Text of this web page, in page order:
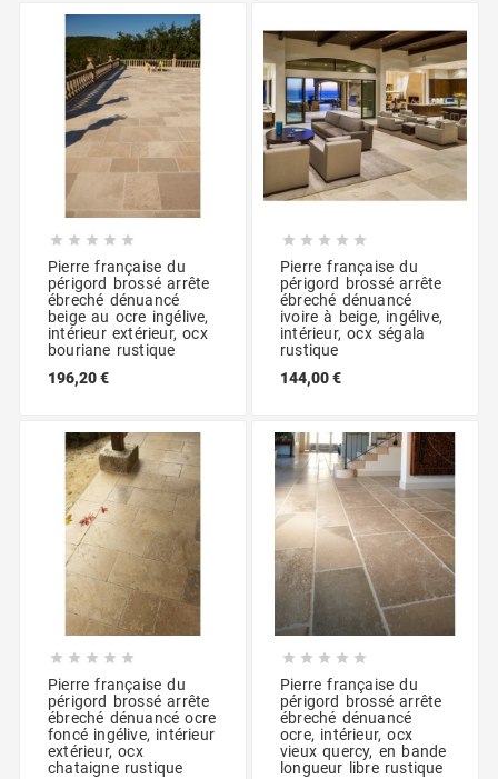
    
Pierre française du
périgord brossé arrête
ébreché dénuancé
beige au ocre ingélive,
intérieur extérieur, ocx
bouriane rustique
196,20 €
    
Pierre française du
périgord brossé arrête
ébreché dénuancé
ivoire à beige, ingélive,
intérieur, ocx ségala
rustique
144,00 €
    
Pierre française du
périgord brossé arrête
ébreché dénuancé ocre
foncé ingélive, intérieur
extérieur, ocx
chataigne rustique
    
Pierre française du
périgord brossé arrête
ébreché dénuancé
ocre, intérieur, ocx
vieux quercy, en bande
longueur libre rustique